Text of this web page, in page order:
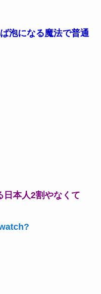
泡になる魔法で普通
日本人2割やなくて